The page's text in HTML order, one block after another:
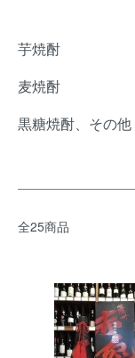
芋焼酎
麦焼酎
黒糖焼酎、その他
全25商品